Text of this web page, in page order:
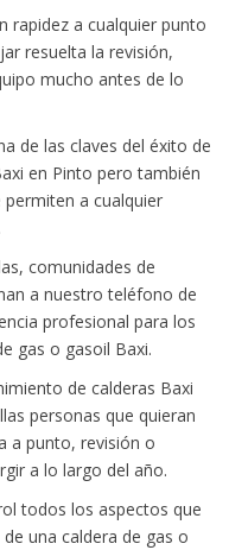
rapidez a cualquier punto
resuelta la revisión,
mucho antes de lo
de las claves del éxito de
en Pinto pero también
a cualquier
comunidades de
a nuestro teléfono de
profesional para los
gas o gasoil Baxi.
de calderas Baxi
personas que quieran
a punto, revisión o
a lo largo del año.
todos los aspectos que
una caldera de gas o